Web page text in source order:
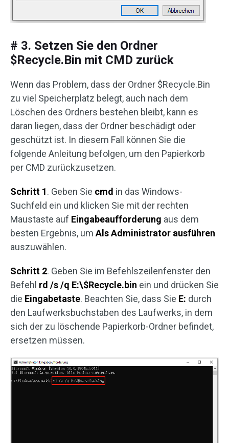
# 3. Setzen Sie den Ordner
$Recycle.Bin mit CMD zurück
Wenn das Problem, dass der Ordner $Recycle.Bin
zu viel Speicherplatz belegt, auch nach dem
Löschen des Ordners bestehen bleibt, kann es
daran liegen, dass der Ordner beschädigt oder
geschützt ist. In diesem Fall können Sie die
folgende Anleitung befolgen, um den Papierkorb
per CMD zurückzusetzen.
Schritt 1. Geben Sie cmd in das Windows-
Suchfeld ein und klicken Sie mit der rechten
Maustaste auf Eingabeaufforderung aus dem
besten Ergebnis, um Als Administrator ausführen
auszuwählen.
Schritt 2. Geben Sie im Befehlszeilenfenster den
Befehl rd /s /q E:\$Recycle.bin ein und drücken Sie
die Eingabetaste. Beachten Sie, dass Sie E: durch
den Laufwerksbuchstaben des Laufwerks, in dem
sich der zu löschende Papierkorb-Ordner befindet,
ersetzen müssen.